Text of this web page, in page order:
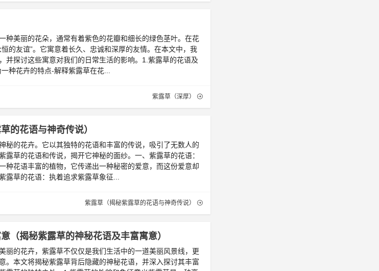
种美丽的花朵，通常有着紫色的花瓣和细长的绿色茎叶。在花
的友谊”。它寓意着长久、忠诚和深厚的友情。在本文中，我
并探讨这些寓意对我们的日常生活的影响。1.紫露草的花语及
种花卉的特点-解释紫露草在花...
紫露草（深厚）
的花语与神奇传说）
秘的花卉。它以其独特的花语和丰富的传说，吸引了无数人的
露草的花语和传说，揭开它神秘的面纱。一、紫露草的花语：
种花语丰富的植物，它传递出一种秘密的爱意，而这份爱意却
露草的花语：执着追求紫露草象征...
紫露草（揭秘紫露草的花语与神奇传说）
（揭秘紫露草的神秘花语及丰富寓意）
丽的花卉，紫露草不仅仅是我们生活中的一道美丽风景线，更
。本文将揭秘紫露草背后隐藏的神秘花语，并深入探讨其丰富